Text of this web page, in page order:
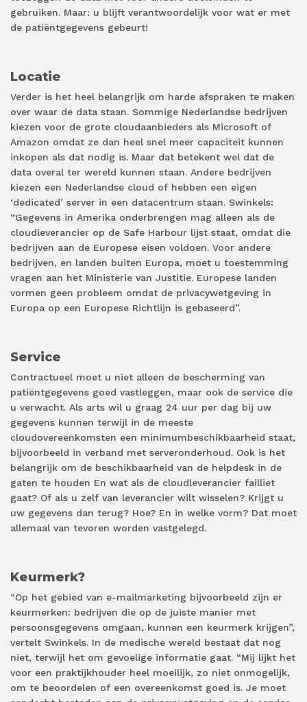
gebruiken. Maar: u blijft verantwoordelijk voor wat er met
de patiëntgegevens gebeurt!
Locatie
Verder is het heel belangrijk om harde afspraken te maken
over waar de data staan. Sommige Nederlandse bedrijven
kiezen voor de grote cloudaanbieders als Microsoft of
Amazon omdat ze dan heel snel meer capaciteit kunnen
inkopen als dat nodig is. Maar dat betekent wel dat de
data overal ter wereld kunnen staan. Andere bedrijven
kiezen een Nederlandse cloud of hebben een eigen
‘dedicated’ server in een datacentrum staan. Swinkels:
“Gegevens in Amerika onderbrengen mag alleen als de
cloudleverancier op de Safe Harbour lijst staat, omdat die
bedrijven aan de Europese eisen voldoen. Voor andere
bedrijven, en landen buiten Europa, moet u toestemming
vragen aan het Ministerie van Justitie. Europese landen
vormen geen probleem omdat de privacywetgeving in
Europa op een Europese Richtlijn is gebaseerd”.
Service
Contractueel moet u niet alleen de bescherming van
patiëntgegevens goed vastleggen, maar ook de service die
u verwacht. Als arts wil u graag 24 uur per dag bij uw
gegevens kunnen terwijl in de meeste
cloudovereenkomsten een minimumbeschikbaarheid staat,
bijvoorbeeld in verband met serveronderhoud. Ook is het
belangrijk om de beschikbaarheid van de helpdesk in de
gaten te houden En wat als de cloudleverancier failliet
gaat? Of als u zelf van leverancier wilt wisselen? Krijgt u
uw gegevens dan terug? Hoe? En in welke vorm? Dat moet
allemaal van tevoren worden vastgelegd.
Keurmerk?
“Op het gebied van e-mailmarketing bijvoorbeeld zijn er
keurmerken: bedrijven die op de juiste manier met
persoonsgegevens omgaan, kunnen een keurmerk krijgen”,
vertelt Swinkels. In de medische wereld bestaat dat nog
niet, terwijl het om gevoelige informatie gaat. “Mij lijkt het
voor een praktijkhouder heel moeilijk, zo niet onmogelijk,
om te beoordelen of een overeenkomst goed is. Je moet